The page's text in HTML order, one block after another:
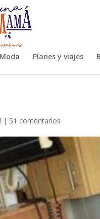
Moda Planes y viajes
| 51 comentarios